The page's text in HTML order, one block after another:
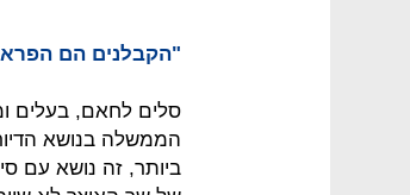
"הקבלנים הם
סלים לחאם, בעלים
הממשלה בנושא
ביותר, זה נושא עם